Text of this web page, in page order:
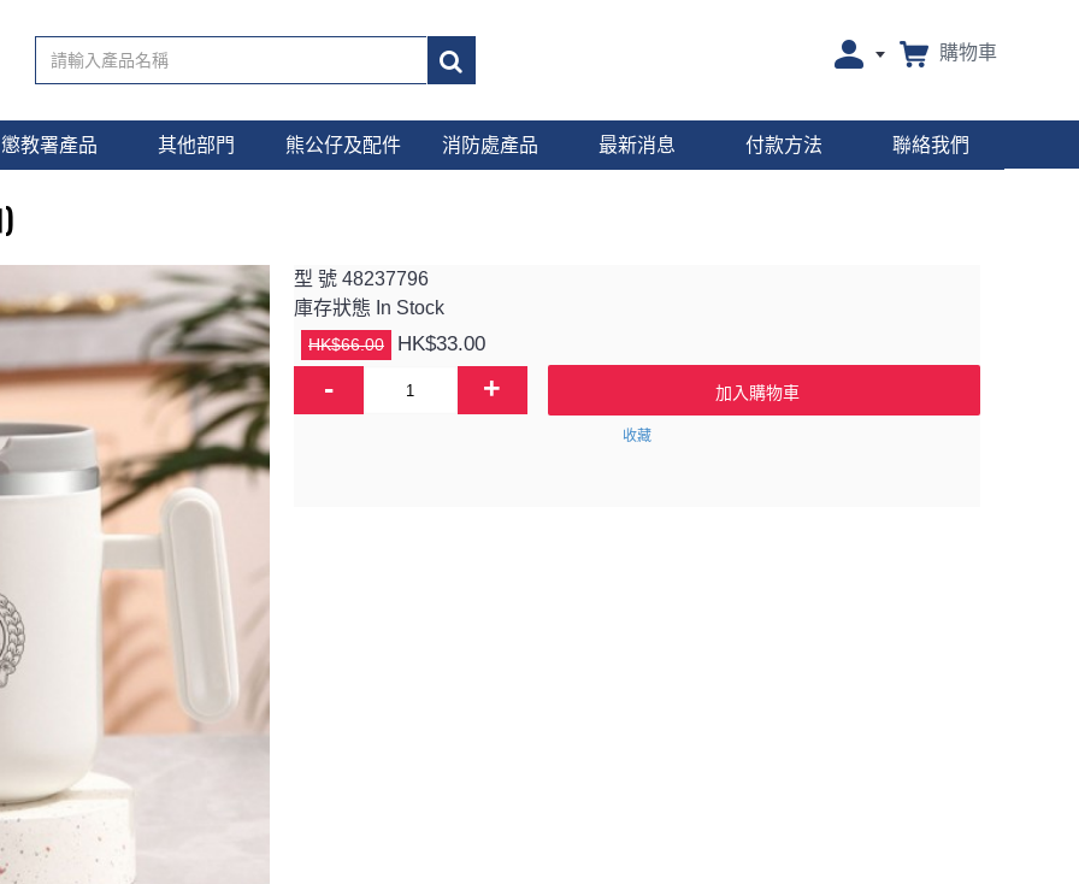
購物車
懲教署產品 其他部門 熊公仔及配件 消防處產品 最新消息 付款方法 聯絡我們
型 號 48237796
庫存狀態 In Stock
HK$66.00 HK$33.00
- + 加入購物車
收藏